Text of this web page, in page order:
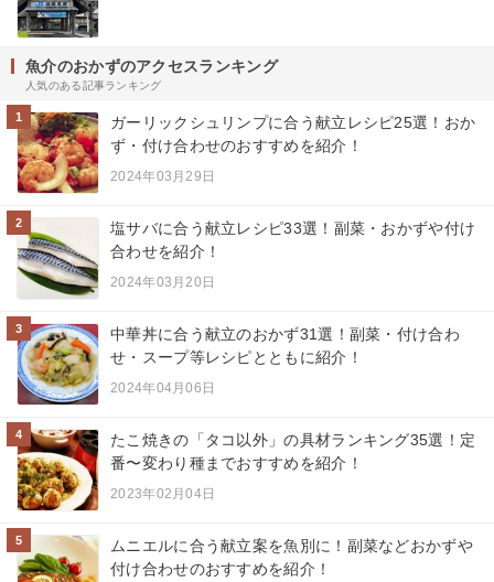
魚介のおかずのアクセスランキング
人気のある記事ランキング
1
ガーリックシュリンプに合う献立レシピ25選！おか
ず・付け合わせのおすすめを紹介！
2024年03月29日
2
塩サバに合う献立レシピ33選！副菜・おかずや付け
合わせを紹介！
2024年03月20日
3
中華丼に合う献立のおかず31選！副菜・付け合わ
せ・スープ等レシピとともに紹介！
2024年04月06日
4
たこ焼きの「タコ以外」の具材ランキング35選！定
番〜変わり種までおすすめを紹介！
2023年02月04日
5
ムニエルに合う献立案を魚別に！副菜などおかずや
付け合わせのおすすめを紹介！